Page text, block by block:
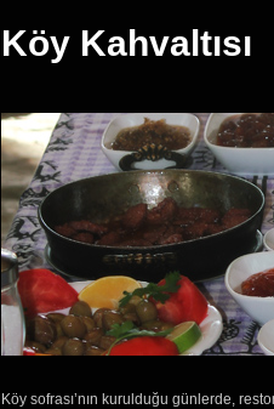
Köy Kahvaltısı
Köy sofrası’nın kurulduğu günlerde,